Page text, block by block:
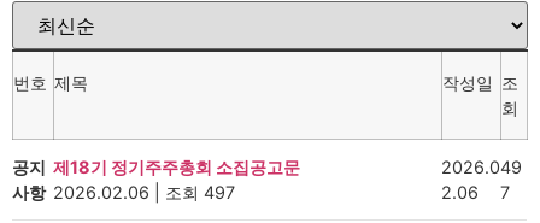
번호 제목 작성일 조
회
공지
사항
제18기 정기주주총회 소집공고문
2026.02.06
조회 497
2026.0
2.06
49
7